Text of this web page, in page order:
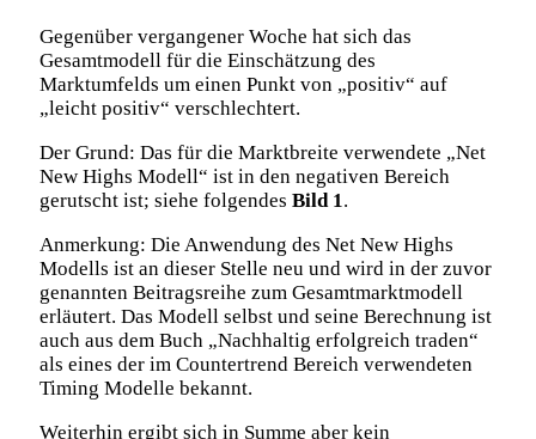
Gegenüber vergangener Woche hat sich das
Gesamtmodell für die Einschätzung des
Marktumfelds um einen Punkt von „positiv“ auf
„leicht positiv“ verschlechtert.
Der Grund: Das für die Marktbreite verwendete „Net
New Highs Modell“ ist in den negativen Bereich
gerutscht ist; siehe folgendes Bild 1.
Anmerkung: Die Anwendung des Net New Highs
Modells ist an dieser Stelle neu und wird in der zuvor
genannten Beitragsreihe zum Gesamtmarktmodell
erläutert. Das Modell selbst und seine Berechnung ist
auch aus dem Buch „Nachhaltig erfolgreich traden“
als eines der im Countertrend Bereich verwendeten
Timing Modelle bekannt.
Weiterhin ergibt sich in Summe aber kein